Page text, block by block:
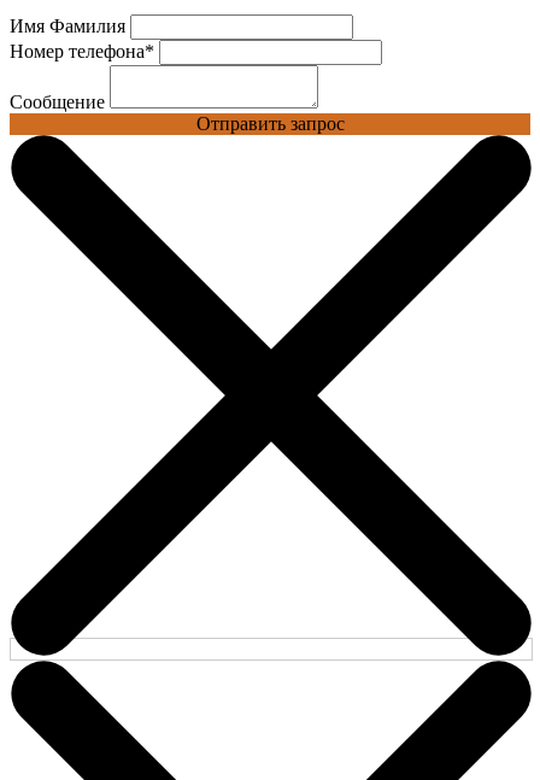
Имя Фамилия
Номер телефона*
Сообщение
Отправить запрос